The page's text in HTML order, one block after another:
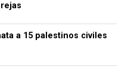
a 15 palestinos civiles